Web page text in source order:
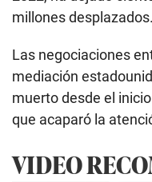
millones desplazados.
Las negociaciones
mediación
muerto desde el
que acaparó la
VIDEO